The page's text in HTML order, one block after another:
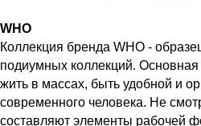
WHO
Коллекция бренда WHO -
подиумных коллекций.
жить в массах, быть удобной и
современного человека. Не
составляют элементы рабочей